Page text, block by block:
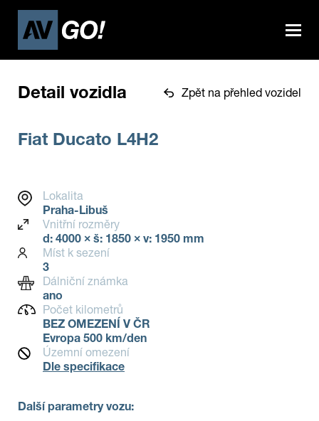
Detail vozidla Zpět na přehled vozidel
Fiat Ducato L4H2
Lokalita
Praha-Libuš
Vnitřní rozměry
d: 4000 × š: 1850 × v: 1950 mm
Míst k sezení
3
Dálniční známka
ano
Počet kilometrů
BEZ OMEZENÍ V ČR
Evropa 500 km/den
Územní omezení
Dle specifikace
Další parametry vozu: